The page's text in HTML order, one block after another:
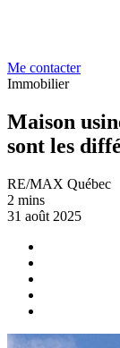
Me contacter
Immobilier
Maison
sont les
RE/MAX Québec
2 mins
31 août 2025